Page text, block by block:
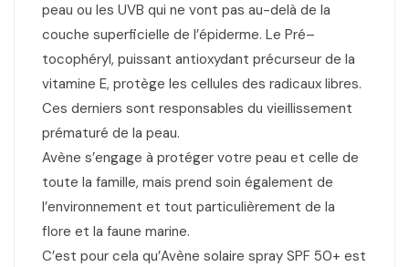
peau ou les UVB qui ne vont pas au-delà de la
couche superficielle de l’épiderme. Le Pré–
tocophéryl, puissant antioxydant précurseur de la
vitamine E, protège les cellules des radicaux libres.
Ces derniers sont responsables du vieillissement
prématuré de la peau.
Avène s’engage à protéger votre peau et celle de
toute la famille, mais prend soin également de
l’environnement et tout particulièrement de la
flore et la faune marine.
C’est pour cela qu’Avène solaire spray SPF 50+ est